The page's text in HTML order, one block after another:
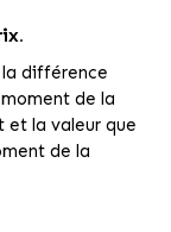
différence
de la
et la valeur que
de la